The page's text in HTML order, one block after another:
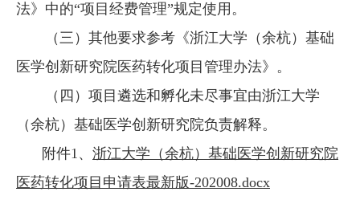
法》中的“项目经费管理”规定使用。
（三）其他要求参考《浙江大学（余杭）基础
医学创新研究院医药转化项目管理办法》。
（四）项目遴选和孵化未尽事宜由浙江大学
（余杭）基础医学创新研究院负责解释。
附件1、 浙江大学（余杭）基础医学创新研究院
医药转化项目申请表最新版-202008.docx